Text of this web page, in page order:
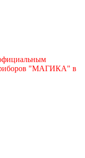
приборов "МАГИКА" в